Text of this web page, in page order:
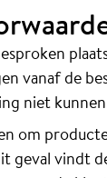
vanaf de
niet
om
geval vindt